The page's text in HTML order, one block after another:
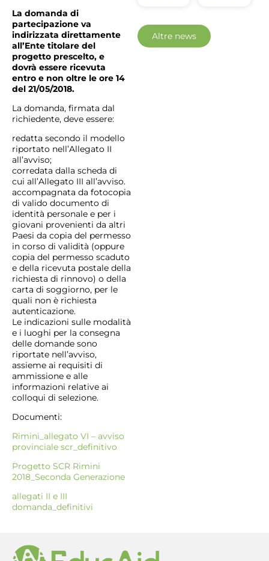
La domanda di
partecipazione va
indirizzata direttamente
all’Ente titolare del
progetto prescelto, e
dovrà essere ricevuta
entro e non oltre le ore 14
del 21/05/2018.
La domanda, firmata dal
richiedente, deve essere:
redatta secondo il modello
riportato nell’Allegato II
all’avviso;
corredata dalla scheda di
cui all’Allegato III all’avviso.
accompagnata da fotocopia
di valido documento di
identità personale e per i
giovani provenienti da altri
Paesi da copia del permesso
in corso di validità (oppure
copia del permesso scaduto
e della ricevuta postale della
richiesta di rinnovo) o della
carta di soggiorno, per le
quali non è richiesta
autenticazione.
Le indicazioni sulle modalità
e i luoghi per la consegna
delle domande sono
riportate nell’avviso,
assieme ai requisiti di
ammissione e alle
informazioni relative ai
colloqui di selezione.
Documenti:
Rimini_allegato VI – avviso
provinciale scr_definitivo
Progetto SCR Rimini
2018_Seconda Generazione
allegati II e III
domanda_definitivi
Altre news